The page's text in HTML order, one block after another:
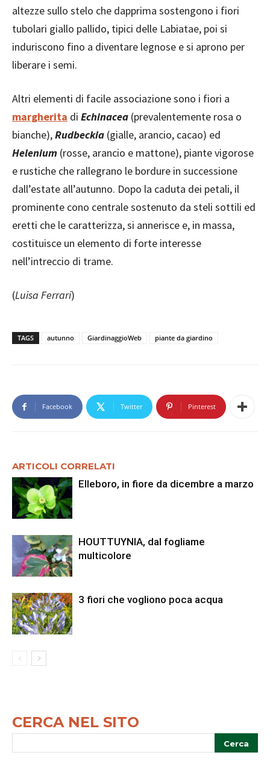
altezze sullo stelo che dapprima sostengono i fiori
tubolari giallo pallido, tipici delle Labiatae, poi si
induriscono fino a diventare legnose e si aprono per
liberare i semi.
Altri elementi di facile associazione sono i fiori a
margherita di Echinacea (prevalentemente rosa o
bianche),Rudbeckia (gialle, arancio, cacao) ed
Helenium (rosse, arancio e mattone), piante vigorose
e rustiche che rallegrano le bordure in successione
dall’estate all’autunno. Dopo la caduta dei petali, il
prominente cono centrale sostenuto da steli sottili ed
eretti che le caratterizza, si annerisce e, in massa,
costituisce un elemento di forte interesse
nell’intreccio di trame.
(Luisa Ferrari)
TAGS autunno GiardinaggioWeb piante da giardino
Facebook Twitter Pinterest
ARTICOLI CORRELATI
Elleboro, in fiore da dicembre a marzo
HOUTTUYNIA, dal fogliame
multicolore
3 fiori che vogliono poca acqua
CERCA NEL SITO